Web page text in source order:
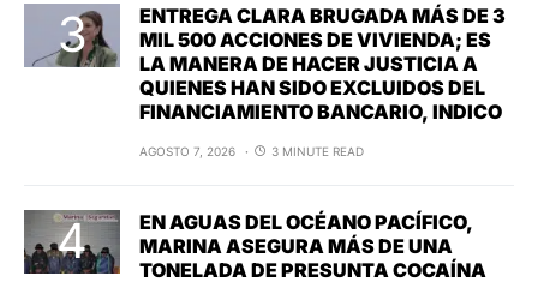
ENTREGA CLARA BRUGADA MÁS DE 3
MIL 500 ACCIONES DE VIVIENDA; ES
LA MANERA DE HACER JUSTICIA A
QUIENES HAN SIDO EXCLUIDOS DEL
FINANCIAMIENTO BANCARIO, INDICO
AGOSTO 7, 2026 3 MINUTE READ
EN AGUAS DEL OCÉANO PACÍFICO,
MARINA ASEGURA MÁS DE UNA
TONELADA DE PRESUNTA COCAÍNA